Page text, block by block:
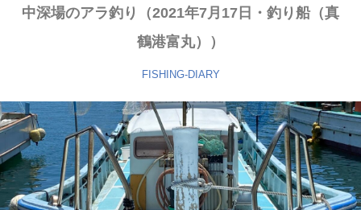
中深場のアラ釣り（2021年7月17日・釣り船（真
鶴港富丸））
FISHING-DIARY